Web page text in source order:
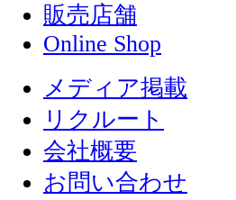
販売店舗
Online Shop
メディア掲載
リクルート
会社概要
お問い合わせ